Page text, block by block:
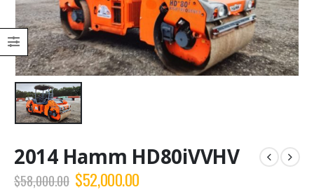
2014 Hamm HD80iVVHV
$58,000.00 $52,000.00